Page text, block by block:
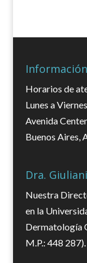
Información
Horarios de
Lunes a
Avenida
Buenos Aires,
Dra. Giuliani
Nuestra
en la
Dermatología
M.P.: 448 287).